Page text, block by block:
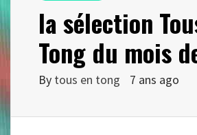
la sélection
Tong du mois
By tous en tong 7 ans ago